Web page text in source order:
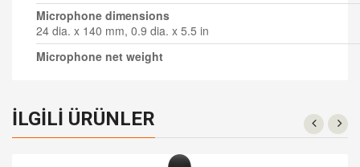
Microphone dimensions
24 dia. x 140 mm, 0.9 dia. x 5.5 in
Microphone net weight
İLGILI ÜRÜNLER